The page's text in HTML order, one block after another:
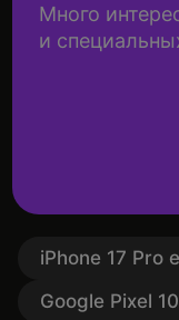
Много
и
iPhone 17 Pro
Google Pixel